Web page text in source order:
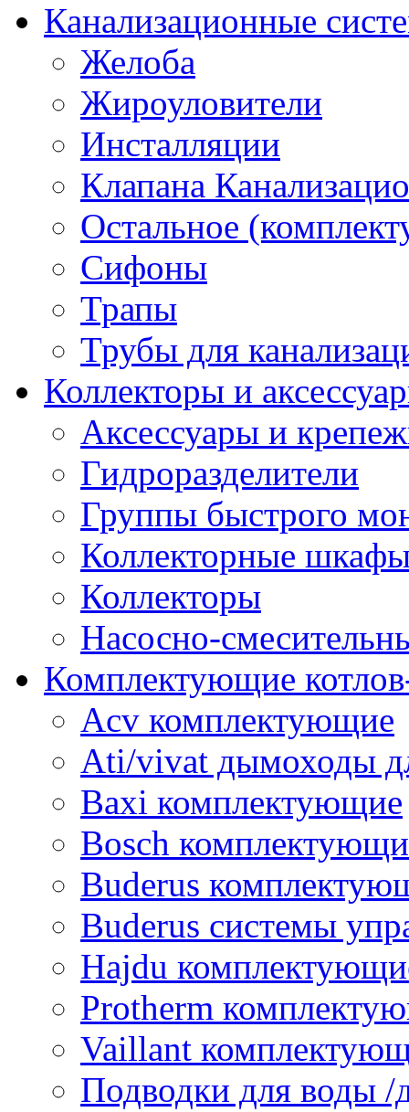
Канализационные
Желоба
Жироуловители
Инсталляции
Клапана
Остальное
Сифоны
Трапы
Трубы для
Коллекторы и
Аксессуары и
Гидроразделители
Группы быстрого
Коллекторные
Коллекторы
Насосно-
Комплектующие
Acv комплектующие
Ati/vivat дымоходы
Baxi комплектующие
Bosch
Buderus
Buderus системы
Hajdu
Protherm
Vaillant
Подводки для воды /